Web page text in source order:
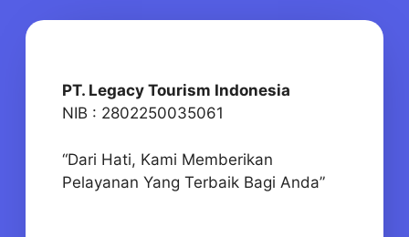
PT. Legacy Tourism Indonesia
NIB : 2802250035061
“Dari Hati, Kami Memberikan
Pelayanan Yang Terbaik Bagi Anda”